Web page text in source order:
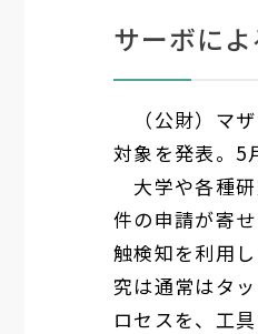
サーボに
（公財）マザ
対象を発表。 5
大学や各種研
件の申請が寄
触検知を利用
究は通常はタ
ロセスを、工